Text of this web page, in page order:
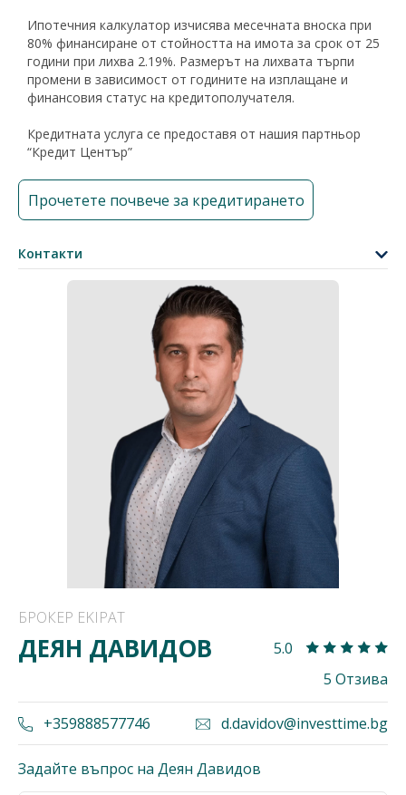
Ипотечния калкулатор изчисява месечната вноска при
80% финансиране от стойността на имота за срок от 25
години при лихва 2.19%. Размерът на лихвата търпи
промени в зависимост от годините на изплащане и
финансовия статус на кредитополучателя.
Кредитната услуга се предоставя от нашия партньор
“Кредит Център”
Прочетете почвече за кредитирането
Контакти
БРОКЕР EKIPAT
ДЕЯН ДАВИДОВ
5.0
5 Отзива
+359888577746 d.davidov@investtime.bg
Задайте въпрос на Деян Давидов